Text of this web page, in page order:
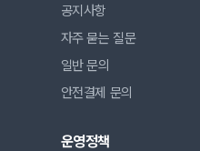
공지사항
자주 묻는 질문
일반 문의
안전결제 문의
운영정책